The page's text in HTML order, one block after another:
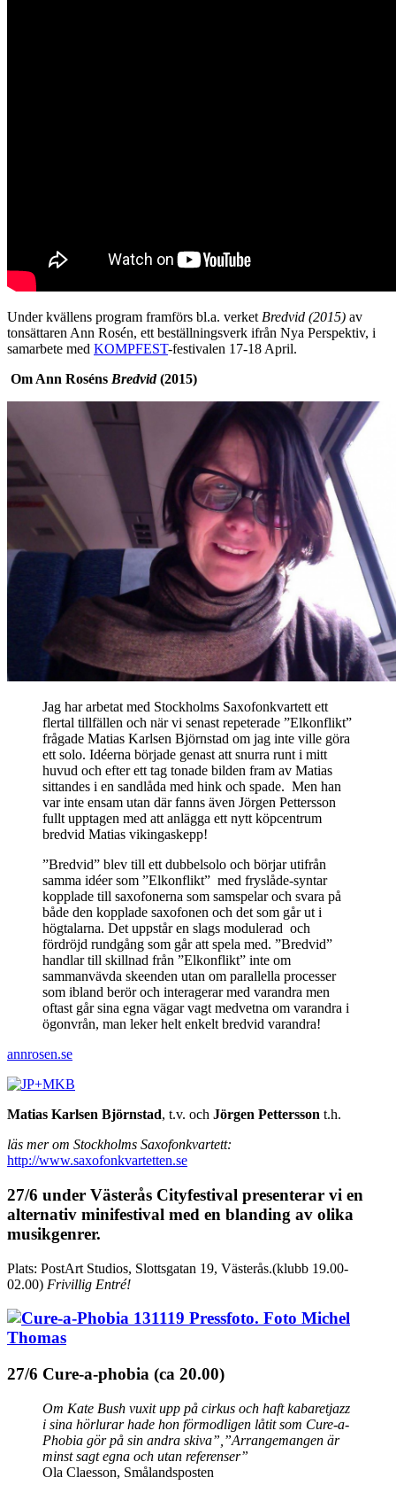
Under kvällens program framförs bl.a. verket Bredvid (2015) av
tonsättaren Ann Rosén, ett beställningsverk ifrån Nya Perspektiv, i
samarbete med KOMPFEST-festivalen 17-18 April.
Om Ann Roséns Bredvid(2015)
Jag har arbetat med Stockholms Saxofonkvartett ett
flertal tillfällen och när vi senast repeterade ”Elkonflikt”
frågade Matias Karlsen Björnstad om jag inte ville göra
ett solo. Idéerna började genast att snurra runt i mitt
huvud och efter ett tag tonade bilden fram av Matias
sittandes i en sandlåda med hink och spade. Men han
var inte ensam utan där fanns även Jörgen Pettersson
fullt upptagen med att anlägga ett nytt köpcentrum
bredvid Matias vikingaskepp!
”Bredvid” blev till ett dubbelsolo och börjar utifrån
samma idéer som ”Elkonflikt” med fryslåde-syntar
kopplade till saxofonerna som samspelar och svara på
både den kopplade saxofonen och det som går ut i
högtalarna. Det uppstår en slags modulerad och
fördröjd rundgång som går att spela med. ”Bredvid”
handlar till skillnad från ”Elkonflikt” inte om
sammanvävda skeenden utan om parallella processer
som ibland berör och interagerar med varandra men
oftast går sina egna vägar vagt medvetna om varandra i
ögonvrån, man leker helt enkelt bredvid varandra!
annrosen.se
Matias Karlsen Björnstad, t.v. och Jörgen Pettersson t.h.
läs mer om Stockholms Saxofonkvartett:
http://www.saxofonkvartetten.se
27/6 under Västerås Cityfestival presenterar vi en
alternativ minifestival med en blanding av olika
musikgenrer.
Plats: PostArt Studios, Slottsgatan 19, Västerås.(klubb 19.00-
02.00) Frivillig Entré!
27/6 Cure-a-phobia (ca 20.00)
Om Kate Bush vuxit upp på cirkus och haft kabaretjazz
i sina hörlurar hade hon förmodligen låtit som Cure-a-
Phobia gör på sin andra skiva”, ”Arrangemangen är
minst sagt egna och utan referenser”
Ola Claesson, Smålandsposten